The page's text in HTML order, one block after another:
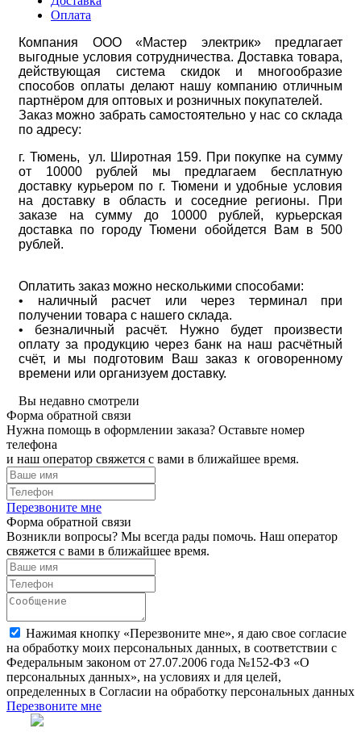
Оплата
Компания ООО «Мастер электрик» предлагает
выгодные условия сотрудничества. Доставка товара,
действующая система скидок и многообразие
способов оплаты делают нашу компанию отличным
партнёром для оптовых и розничных покупателей.
Заказ можно забрать самостоятельно у нас со склада
по адресу:
г. Тюмень, ул. Широтная 159. При покупке на сумму
от 10000 рублей мы предлагаем бесплатную
доставку курьером по г. Тюмени и удобные условия
на доставку в область и соседние регионы. При
заказе на сумму до 10000 рублей, курьерская
доставка по городу Тюмени обойдется Вам в 500
рублей.
Оплатить заказ можно несколькими способами:
• наличный расчет или через терминал при
получении товара с нашего склада.
• безналичный расчёт. Нужно будет произвести
оплату за продукцию через банк на наш расчётный
счёт, и мы подготовим Ваш заказ к оговоренному
времени или организуем доставку.
Вы недавно смотрели
Форма обратной связи
Нужна помощь в оформлении заказа? Оставьте номер
телефона
и наш оператор свяжется с вами в ближайшее время.
Перезвоните мне
Форма обратной связи
Возникли вопросы? Мы всегда рады помочь. Наш оператор
свяжется с вами в ближайшее время.
Нажимая кнопку «Перезвоните мне», я даю свое согласие
на обработку моих персональных данных, в соответствии с
Федеральным законом от 27.07.2006 года №152-ФЗ «О
персональных данных», на условиях и для целей,
определенных в Согласии на обработку персональных данных
Перезвоните мне